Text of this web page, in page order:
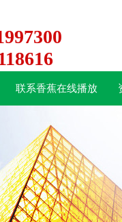
联系香蕉在线播放